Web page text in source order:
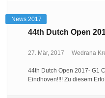
News 2017
44th Dutch Open
27. Mär, 2017 Wedrana
44th Dutch Open 2017- G1
Eindhoven!!!! Zu diesem